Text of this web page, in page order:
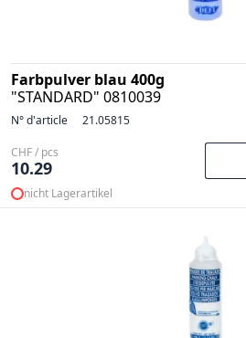
Farbpulver blau 400g
"STANDARD" 0810039
N° d'article 21.05815
CHF / pcs
10.29
nicht Lagerartikel